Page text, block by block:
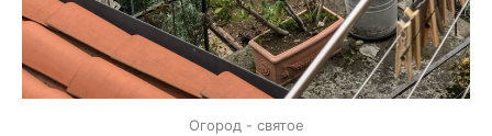
Огород - святое